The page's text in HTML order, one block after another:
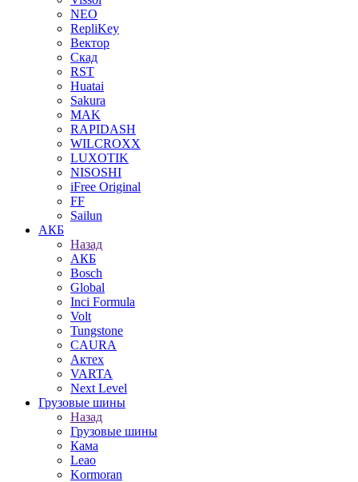
NEO
RepliKey
Вектор
Скад
RST
Huatai
Sakura
MAK
RAPIDASH
WILCROXX
LUXOTIK
NISOSHI
iFree Original
FF
Sailun
АКБ
Назад
АКБ
Bosch
Global
Inci Formula
Volt
Tungstone
CAURA
Актех
VARTA
Next Level
Грузовые шины
Назад
Грузовые шины
Кама
Leao
Kormoran